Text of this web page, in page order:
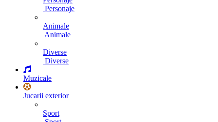
Personaje
Animale
Animale
Diverse
Diverse
Muzicale
Jucarii exterior
Sport